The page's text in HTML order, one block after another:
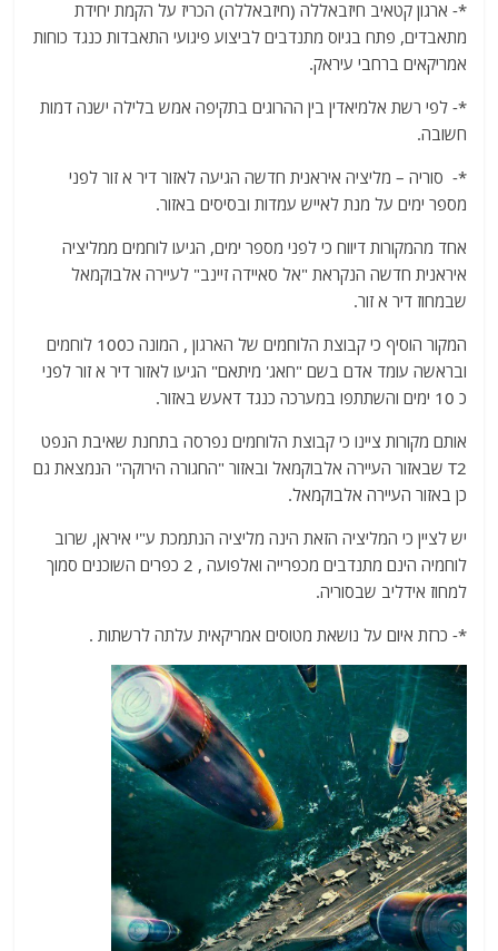
at
s
A
p
p
e
g
ra
ai
l
itt
c
b
o
k
*- ארגון קטאיב חיזבאללה (חיזבאללה) הכריז על הקמת יחידת
מתאבדים, פתח בגיוס מתנדבים לביצוע פיגועי התאבדות כנגד כוחות
אמריקאים ברחבי עיראק.
*- לפי רשת אלמיאדין בין ההרוגים בתקיפה אמש בלילה ישנה דמות
חשובה.
*- סוריה – מליציה איראנית חדשה הגיעה לאזור דיר א זור לפני
מספר ימים על מנת לאייש עמדות ובסיסים באזור.
אחד מהמקורות דיווח כי לפני מספר ימים, הגיעו לוחמים ממליציה
איראנית חדשה הנקראת "אל סאיידה זיינב" לעיירה אלבוקמאל
שבמחוז דיר א זור.
המקור הוסיף כי קבוצת הלוחמים של הארגון , המונה כ100 לוחמים
ובראשה עומד אדם בשם "חאג' מיתאם" הגיעו לאזור דיר א זור לפני
כ 10 ימים והשתתפו במערכה כנגד דאעש באזור.
אותם מקורות ציינו כי קבוצת הלוחמים נפרסה בתחנת שאיבת הנפט
T2 שבאזור העיירה אלבוקמאל ובאזור "החגורה הירוקה" הנמצאת גם
כן באזור העיירה אלבוקמאל.
יש לציין כי המליציה הזאת הינה מליציה הנתמכת ע"י איראן, שרוב
לוחמיה הינם מתנדבים מכפרייה ואלפועה , 2 כפרים השוכנים סמוך
למחוז אידליב שבסוריה.
*- כרזת איום על נושאת מטוסים אמריקאית עלתה לרשתות .